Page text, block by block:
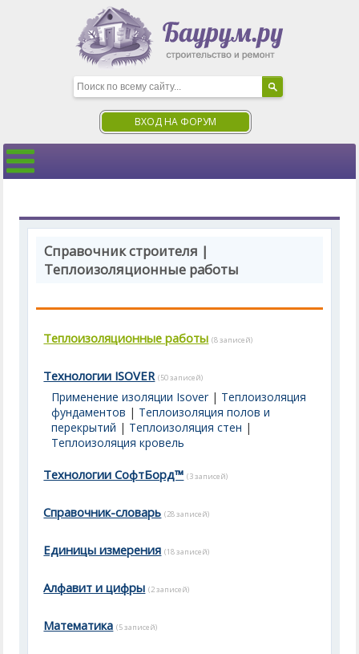
ВХОД НА ФОРУМ
Справочник строителя |
Теплоизоляционные работы
Теплоизоляционные работы (8 записей)
Технологии ISOVER (50 записей)
Применение изоляции Isover | Теплоизоляция
фундаментов | Теплоизоляция полов и
перекрытий | Теплоизоляция стен |
Теплоизоляция кровель
Технологии СофтБорд™ (3 записей)
Справочник-словарь (28 записей)
Единицы измерения (18 записей)
Алфавит и цифры (2 записей)
Математика (5 записей)